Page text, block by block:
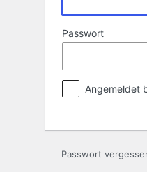
Passwort
Angemeldet
Passwort